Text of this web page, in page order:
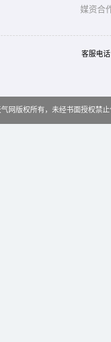
媒资合
客服电
气网版权所有，未经书面授权